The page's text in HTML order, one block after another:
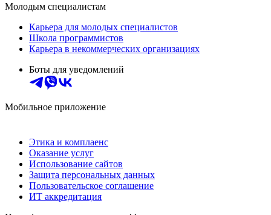
Молодым специалистам
Карьера для молодых специалистов
Школа программистов
Карьера в некоммерческих организациях
Боты для уведомлений
Мобильное приложение
Этика и комплаенс
Оказание услуг
Использование сайтов
Защита персональных данных
Пользовательское соглашение
ИТ аккредитация